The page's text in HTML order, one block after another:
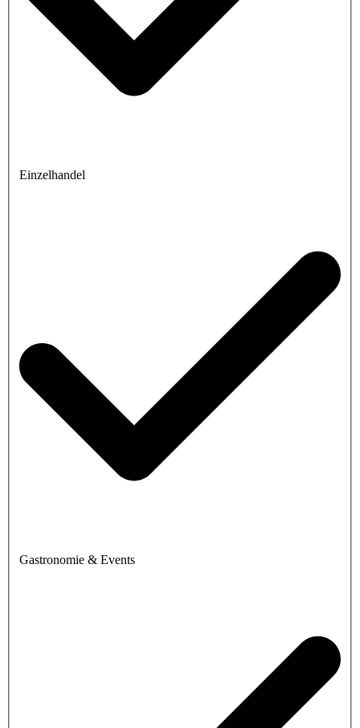
Einzelhandel
Gastronomie & Events